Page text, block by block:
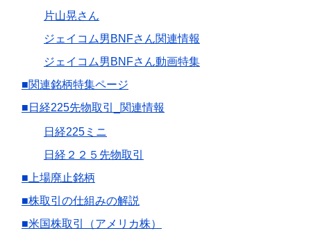
片山晃さん
ジェイコム男BNFさん関連情報
ジェイコム男BNFさん動画特集
■関連銘柄特集ページ
■日経225先物取引_関連情報
日経225ミニ
日経２２５先物取引
■上場廃止銘柄
■株取引の仕組みの解説
■米国株取引（アメリカ株）